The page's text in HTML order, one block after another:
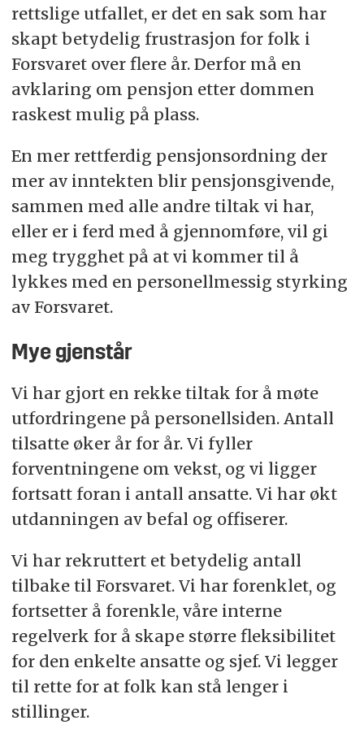
rettslige utfallet, er det en sak som har
skapt betydelig frustrasjon for folk i
Forsvaret over flere år. Derfor må en
avklaring om pensjon etter dommen
raskest mulig på plass.
En mer rettferdig pensjonsordning der
mer av inntekten blir pensjonsgivende,
sammen med alle andre tiltak vi har,
eller er i ferd med å gjennomføre, vil gi
meg trygghet på at vi kommer til å
lykkes med en personellmessig styrking
av Forsvaret.
Mye gjenstår
Vi har gjort en rekke tiltak for å møte
utfordringene på personellsiden. Antall
tilsatte øker år for år. Vi fyller
forventningene om vekst, og vi ligger
fortsatt foran i antall ansatte. Vi har økt
utdanningen av befal og offiserer.
Vi har rekruttert et betydelig antall
tilbake til Forsvaret. Vi har forenklet, og
fortsetter å forenkle, våre interne
regelverk for å skape større fleksibilitet
for den enkelte ansatte og sjef. Vi legger
til rette for at folk kan stå lenger i
stillinger.